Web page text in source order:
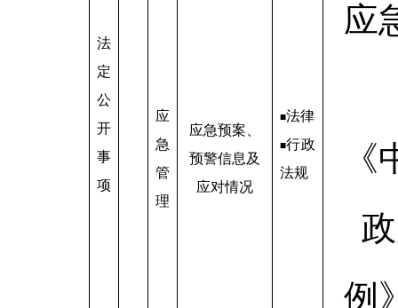
法
定
公
开
事
项
应
急
管
理
应急预案、
预警信息及
应对情况
■法律
■行政
法规
应
例